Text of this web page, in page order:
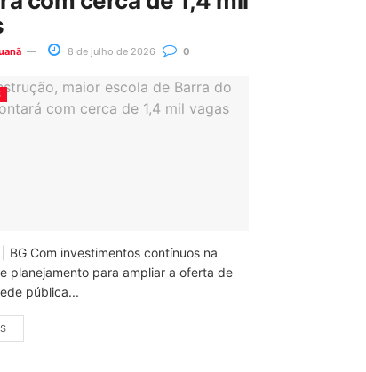
8 de julho de 2026 0
BG Com investimentos contínuos na
planejamento para ampliar a oferta de
pública...